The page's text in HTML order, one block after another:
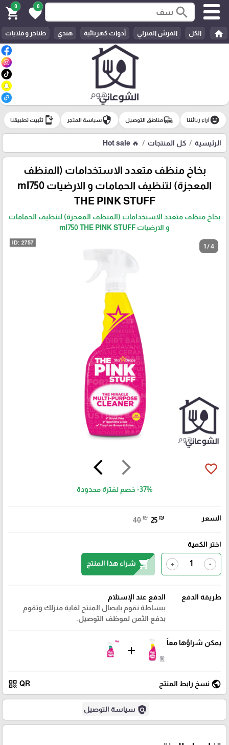
search
0
favorite
0
shopping_cart
home الكل الفرش المنزلي أدوات كهربائية هندي طناجر و قلايات
emoji_emotionsآراء زبائننا commuteمناطق التوصيل securityسياسة المتجر install_mobile تثبيت تطبيقنا
الرئيسية كل المنتجات 🔥 Hot sale
بخاخ منظف متعدد الاستخدامات (المنظف
المعجزة) لتنظيف الحمامات و الارضيات ml750
THE PINK STUFF
بخاخ منظف متعدد الاستخدامات (المنظف المعجزة) لتنظيف الحمامات
و الارضيات ml750 THE PINK STUFF
1 / 4
arrow_forward_ios
arrow_back_ios favorite_border
-37% خصم لفترة محدودة
السعر 40 ₪ 25 ₪
اختر الكمية
-
+
shopping_cart شراء هذا المنتج
طريقة الدفع
الدفع عند الإستلام
ببساطة نقوم بايصال المنتج لغاية منزلك وتقوم
بدفع الثمن لموظف التوصيل.
يمكن شراؤها معاً
add
public نسخ رابط المنتج QR
qr_code
policy سياسة التوصيل